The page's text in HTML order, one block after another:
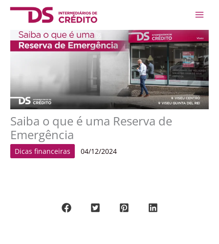
Skip
Main
Saiba o que é uma Reserva de
Emergência
Dicas financeiras 04/12/2024